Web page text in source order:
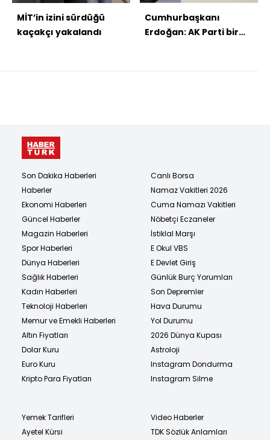
MİT’in izini sürdüğü
kaçakçı yakalandı
Cumhurbaşkanı
Erdoğan: AK Parti bir
Son Dakika Haberleri
Haberler
Ekonomi Haberleri
Güncel Haberler
Magazin Haberleri
Spor Haberleri
Dünya Haberleri
Sağlık Haberleri
Kadın Haberleri
Teknoloji Haberleri
Memur ve Emekli Haberleri
Altın Fiyatları
Dolar Kuru
Euro Kuru
Kripto Para Fiyatları
Canlı Borsa
Namaz Vakitleri 2026
Cuma Namazı Vakitleri
Nöbetçi Eczaneler
İstiklal Marşı
E Okul VBS
E Devlet Giriş
Günlük Burç Yorumları
Son Depremler
Hava Durumu
Yol Durumu
2026 Dünya Kupası
Astroloji
Instagram Dondurma
Instagram Silme
Yemek Tarifleri
Ayetel Kürsi
Video Haberler
TDK Sözlük Anlamları